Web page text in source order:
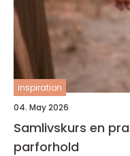
inspiration
04. May 2026
Samlivskurs en praktisk vei til et tryggere
parforhold